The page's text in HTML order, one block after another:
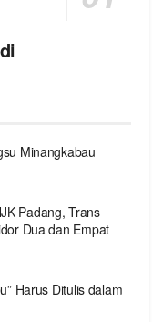
Minangkabau
Padang, Trans
Dua dan Empat
Harus Ditulis dalam